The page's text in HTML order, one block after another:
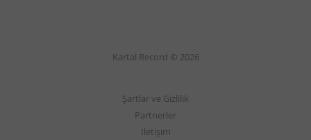
Kartal Record © 2026
Şartlar ve Gizlilik
Partnerler
İletişim